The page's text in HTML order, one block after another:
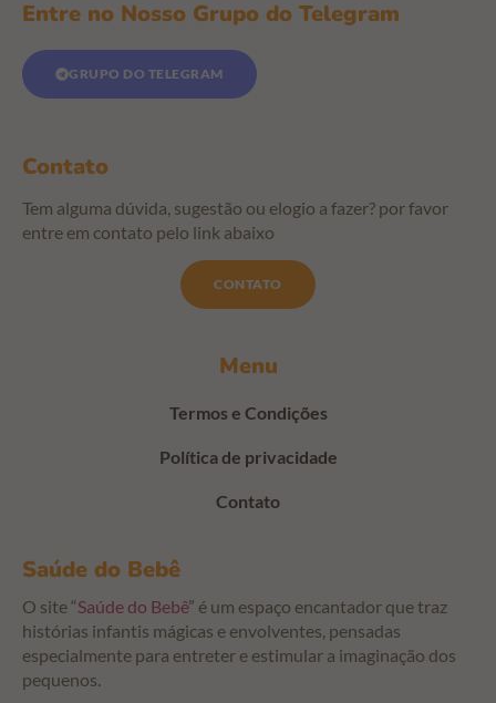
Saúde do Bebê
O site “Saúde do Bebê” é um espaço encantador que traz
histórias infantis mágicas e envolventes, pensadas
especialmente para entreter e estimular a imaginação dos
pequenos.
Menu
Termos e Condições
Política de privacidade
Contato
Entre no Nosso Grupo do Telegram
GRUPO DO TELEGRAM
Contato
Tem alguma dúvida, sugestão ou elogio a fazer? por favor
entre em contato pelo link abaixo
CONTATO